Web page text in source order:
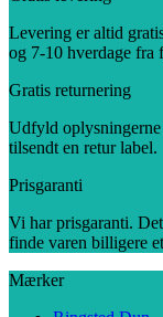
Levering er altid
og 7-10 hverdage fra
Gratis returnering
Udfyld oplysningerne
tilsendt en retur label.
Prisgaranti
Vi har prisgaranti.
finde varen billigere
Mærker